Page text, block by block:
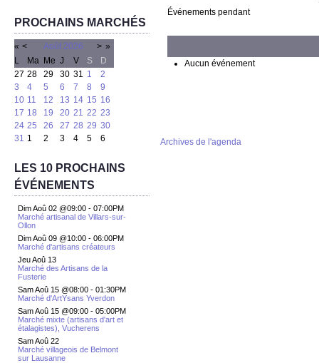
PROCHAINS MARCHÉS
« < Août 2026 > »
L
Ma Me J V S
D
27 28 29 30 31 1
2
3
4 5 6 7 8
9
10 11 12 13 14 15 16
17 18 19 20 21 22 23
24 25 26 27 28 29 30
31 1 2 3 4 5 6
LES 10 PROCHAINS
ÉVÉNEMENTS
Dim Aoû 02 @09:00 - 07:00PM
Marché artisanal de Villars-sur-
Ollon
Dim Aoû 09 @10:00 - 06:00PM
Marché d'artisans créateurs
Jeu Aoû 13
Marché des Artisans de la
Fusterie
Sam Aoû 15 @08:00 - 01:30PM
Marché d'ArtYsans Yverdon
Sam Aoû 15 @09:00 - 05:00PM
Marché mixte (artisans d'art et
étalagistes), Vucherens
Sam Aoû 22
Marché villageois de Belmont
sur Lausanne
Événements pendant
Aucun événement
Archives de l'agenda